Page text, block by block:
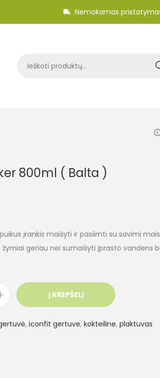
Nemokamas
800ml ( Balta )
įrankis maišyti ir pasiimti su savimi
geriau nei sumaišyti įprasto vandens
Į KREPŠELĮ
, iconfit gertuve, kokteiline, plaktuvas